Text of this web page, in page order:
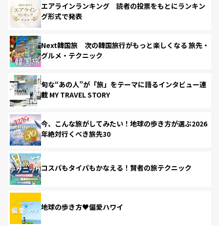
エアラインランキング 読者の投票をもとにランキン
グ形式で発表
Next韓国旅 次の韓国旅行がもっと楽しくなる 旅先・
グルメ・テクニック
旬な“あの人”が「旅」をテーマに語るインタビュー連
載 MY TRAVEL STORY
今、こんな旅がしてみたい！地球の歩き方が選ぶ2026
年絶対行くべき旅先30
コスパもタイパもかなえる！賢者の旅テクニック
地球の歩き方♥偏愛ハワイ